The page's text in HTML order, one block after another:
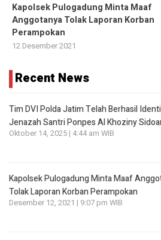
Kapolsek Pulogadung Minta Maaf
Anggotanya Tolak Laporan Korban
Perampokan
12 Desember 2021
Recent News
Tim DVI Polda Jatim Telah Berhasil
Jenazah Santri Ponpes Al Khoziny
Oktober 14, 2025 | 4:44 am WIB
Kapolsek Pulogadung Minta Maaf
Tolak Laporan Korban Perampokan
Desember 12, 2021 | 9:07 pm WIB